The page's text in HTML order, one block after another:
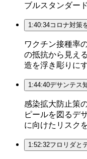
ブルスタンダー
1:40:34コロナ対策
ワクチン接種率
の抵抗から見え
造を浮き彫りに
1:44:40デサンテス
感染拡大防止策
ピールを図るデ
に向けたリスク
1:52:32フロリダと